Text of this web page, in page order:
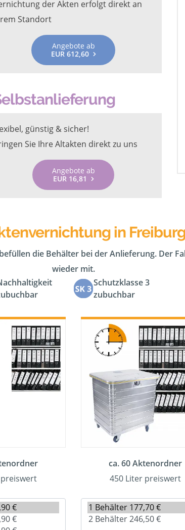
der Akten erfolgt direkt an
Standort
Angebote ab
EUR 612,60
günstig & sicher!
Sie Ihre Altakten direkt zu uns
Angebote ab
EUR 16,81
in
die Behälter bei der Anlieferung. Der
wieder mit.
Schutzklasse 3
zubuchbar
ca. 60 Aktenordner
450 Liter preiswert